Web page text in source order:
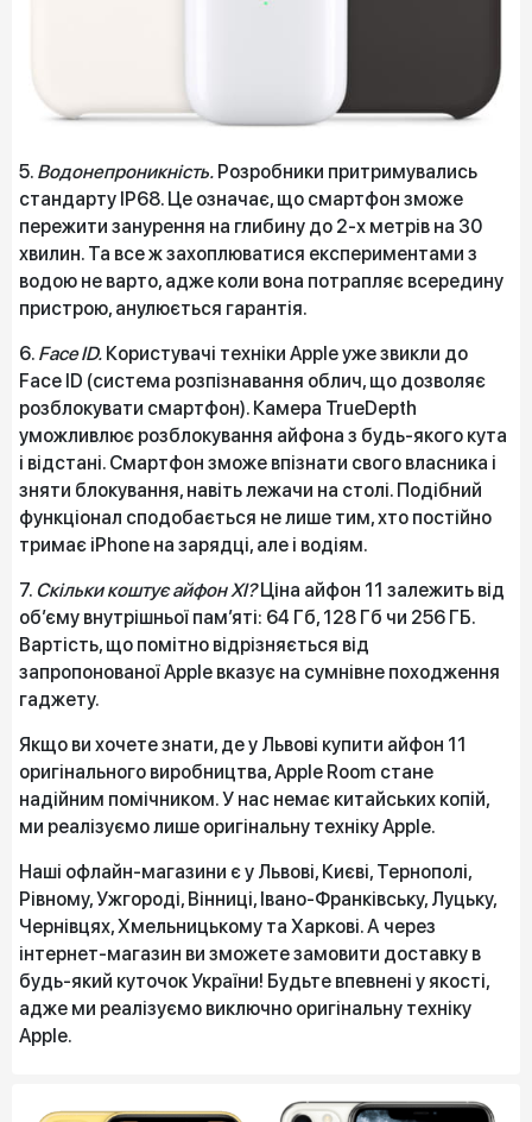
5. Водонепроникність. Розробники притримувались
стандарту IP68. Це означає, що смартфон зможе
пережити занурення на глибину до 2-х метрів на 30
хвилин. Та все ж захоплюватися експериментами з
водою не варто, адже коли вона потрапляє всередину
пристрою, анулюється гарантія.
6. Face ID. Користувачі техніки Apple уже звикли до
Face ID (система розпізнавання облич, що дозволяє
розблокувати смартфон). Камера TrueDepth
уможливлює розблокування айфона з будь-якого кута
і відстані. Смартфон зможе впізнати свого власника і
зняти блокування, навіть лежачи на столі. Подібний
функціонал сподобається не лише тим, хто постійно
тримає iPhone на зарядці, але і водіям.
7. Скільки коштує айфон XI?Ціна айфон 11 залежить від
об’єму внутрішньої пам’яті: 64 Гб, 128 Гб чи 256 ГБ.
Вартість, що помітно відрізняється від
запропонованої Apple вказує на сумнівне походження
гаджету.
Якщо ви хочете знати, де у Львові купити айфон 11
оригінального виробництва, Apple Room стане
надійним помічником. У нас немає китайських копій,
ми реалізуємо лише оригінальну техніку Apple.
Наші офлайн-магазини є у Львові, Києві, Тернополі,
Рівному, Ужгороді, Вінниці, Івано-Франківську, Луцьку,
Чернівцях, Хмельницькому та Харкові. А через
інтернет-магазин ви зможете замовити доставку в
будь-який куточок України! Будьте впевнені у якості,
адже ми реалізуємо виключно оригінальну техніку
Apple.